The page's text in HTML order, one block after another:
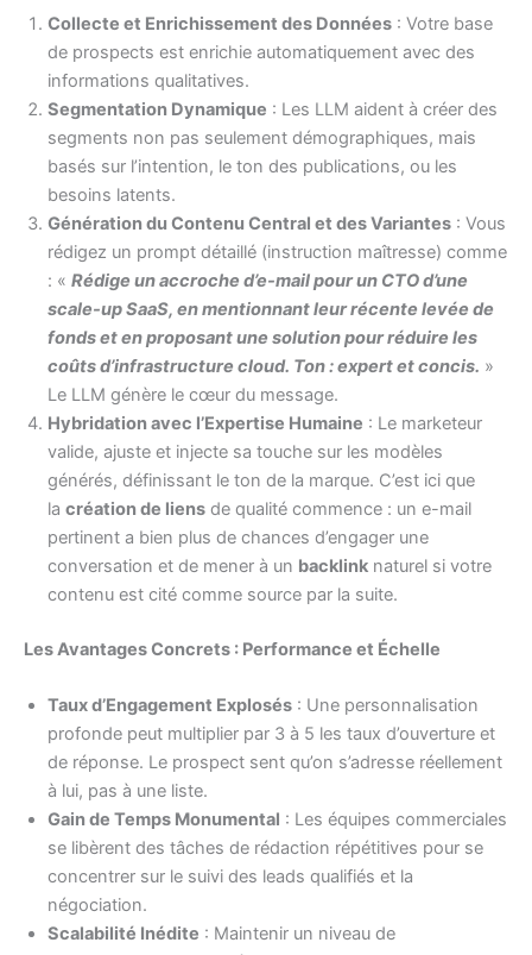
Collecte et Enrichissement des Données : Votre base
de prospects est enrichie automatiquement avec des
informations qualitatives.
Segmentation Dynamique : Les LLM aident à créer des
segments non pas seulement démographiques, mais
basés sur l’intention, le ton des publications, ou les
besoins latents.
Génération du Contenu Central et des Variantes : Vous
rédigez un prompt détaillé (instruction maîtresse) comme
: « Rédige un accroche d’e-mail pour un CTO d’une
scale-up SaaS, en mentionnant leur récente levée de
fonds et en proposant une solution pour réduire les
coûts d’infrastructure cloud. Ton : expert et concis. »
Le LLM génère le cœur du message.
Hybridation avec l’Expertise Humaine : Le marketeur
valide, ajuste et injecte sa touche sur les modèles
générés, définissant le ton de la marque. C’est ici que
la création de liens de qualité commence : un e-mail
pertinent a bien plus de chances d’engager une
conversation et de mener à un backlink naturel si votre
contenu est cité comme source par la suite.
Les Avantages Concrets : Performance et Échelle
Taux d’Engagement Explosés : Une personnalisation
profonde peut multiplier par 3 à 5 les taux d’ouverture et
de réponse. Le prospect sent qu’on s’adresse réellement
à lui, pas à une liste.
Gain de Temps Monumental : Les équipes commerciales
se libèrent des tâches de rédaction répétitives pour se
concentrer sur le suivi des leads qualifiés et la
négociation.
Scalabilité Inédite : Maintenir un niveau de